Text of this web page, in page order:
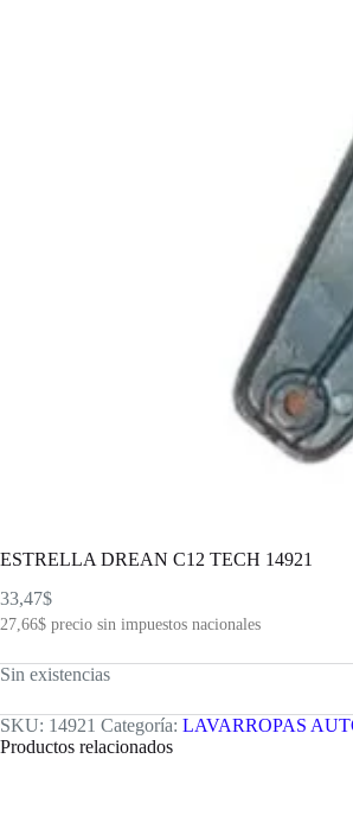
ESTRELLA DREAN C12 TECH 14921
33,47$
27,66$ precio sin impuestos nacionales
Sin existencias
SKU: 14921 Categoría: LAVARROPAS
Productos relacionados